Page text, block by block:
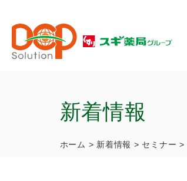
新着情報
ホーム > 新着情報 > セミナー >